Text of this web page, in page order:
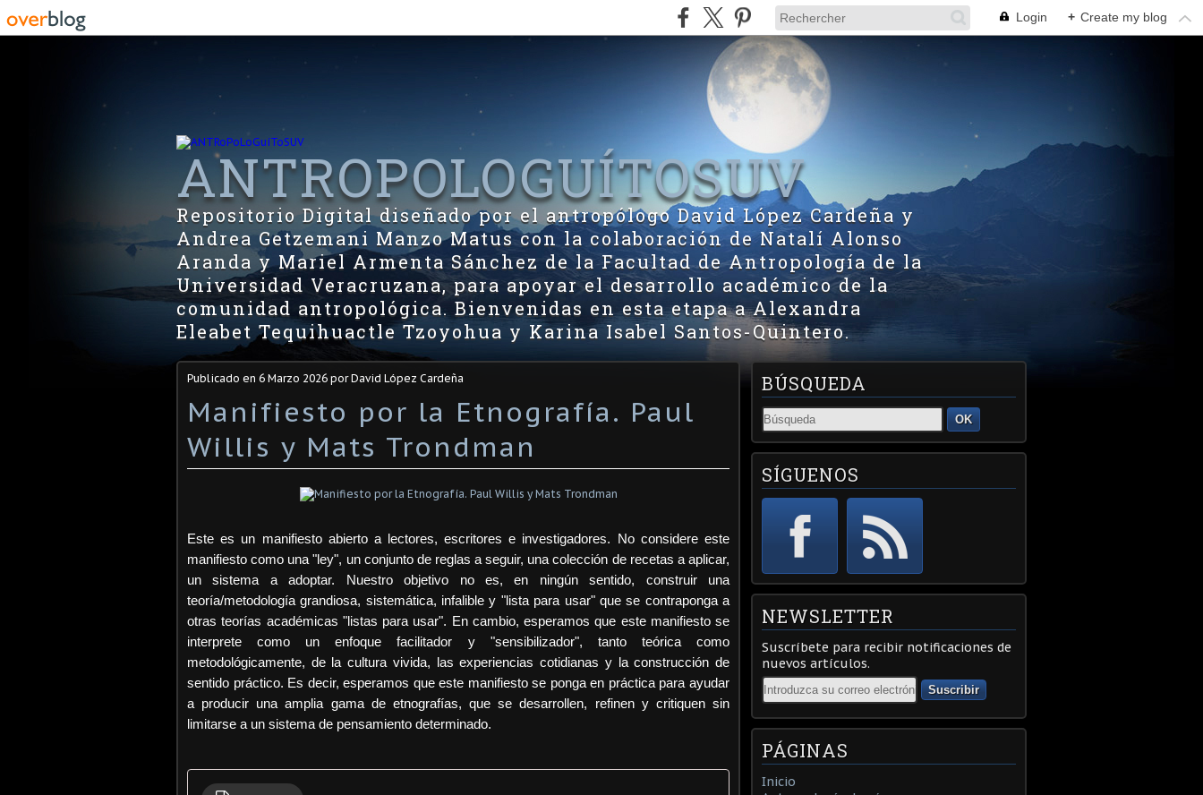
Login + Create my blog
ANTROPOLOGUÍTOSUV
Repositorio Digital diseñado por el antropólogo David López Cardeña y
Andrea Getzemani Manzo Matus con la colaboración de Natalí Alonso
Aranda y Mariel Armenta Sánchez de la Facultad de Antropología de la
Universidad Veracruzana, para apoyar el desarrollo académico de la
comunidad antropológica. Bienvenidas en esta etapa a Alexandra
Eleabet Tequihuactle Tzoyohua y Karina Isabel Santos-Quintero.
Publicado en 6 Marzo 2026 por David López Cardeña
Manifiesto por la Etnografía. Paul
Willis y Mats Trondman
Este es un manifiesto abierto a lectores, escritores e investigadores. No considere este
manifiesto como una "ley", un conjunto de reglas a seguir, una colección de recetas a aplicar,
un sistema a adoptar. Nuestro objetivo no es, en ningún sentido, construir una
teoría/metodología grandiosa, sistemática, infalible y "lista para usar" que se contraponga a
otras teorías académicas "listas para usar". En cambio, esperamos que este manifiesto se
interprete como un enfoque facilitador y "sensibilizador", tanto teórica como
metodológicamente, de la cultura vivida, las experiencias cotidianas y la construcción de
sentido práctico. Es decir, esperamos que este manifiesto se ponga en práctica para ayudar
a producir una amplia gama de etnografías, que se desarrollen, refinen y critiquen sin
limitarse a un sistema de pensamiento determinado.
BÚSQUEDA
OK
SÍGUENOS
NEWSLETTER
Suscríbete para recibir notificaciones de
nuevos artículos.
Email
PÁGINAS
Inicio